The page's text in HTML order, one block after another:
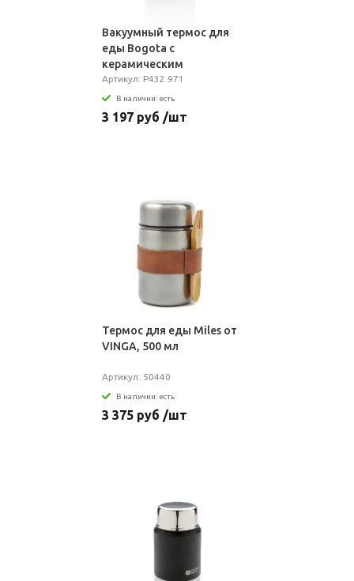
Вакуумный термос для
еды Bogota с
керамическим
напылением, 400 мл
Артикул: P432.971
В наличии: есть
3 197 руб /шт
Термос для еды Miles от
VINGA, 500 мл
Артикул: 50440
В наличии: есть
3 375 руб /шт